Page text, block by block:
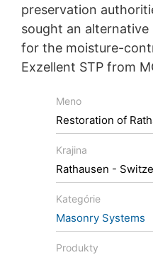
Restoration of
monastery
Renovating old buildings
damp masonry and dealing
therein. These need to be
as, with time, they can make
Rathausen monastery
Exzellent STP from MC, this
returned to its intended use.
preservation
sought an
for the moisture-
Exzellent STP from
Meno
Restoration of
Krajina
Rathausen -
Kategórie
Masonry Systems
Produkty
Analytics v plnej miere
nemeckých úradov na
You Tube
Naša webová stránka
Cherry Ave., San Bruno,
jednu z našich stránok
vytvorí sa spojenie na
YouTube bude
navštívili. Keď ste
umožníte YouTube priradiť
tomu zabrániť takým
z Vášho YouTube-účtu.
pútavej prezentácie
predstavuje oprávnený